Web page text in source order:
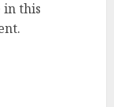
in this